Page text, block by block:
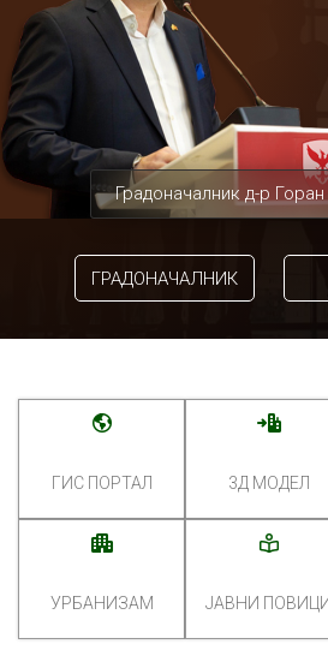
Градоначалник д-р
ГРАДОНАЧАЛНИК
ГИС ПОРТАЛ 3Д МОДЕЛ
УРБАНИЗАМ ЈАВНИ ПОВИЦИ